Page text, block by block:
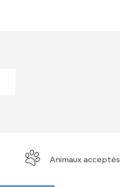
Animaux acceptés